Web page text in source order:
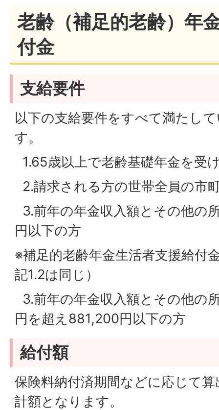
老齢（補足的老齢）年
付金
支給要件
以下の支給要件をすべて満たし
す。
1.65歳以上で老齢基礎年金を受
2.請求される方の世帯全員の市
3.前年の年金収入額とその他の
円以下の方
※補足的老齢年金生活者支援給付
記1.2は同じ）
3.前年の年金収入額とその他の
円を超え881,200円以下の方
給付額
保険料納付済期間などに応じて
計額となります。